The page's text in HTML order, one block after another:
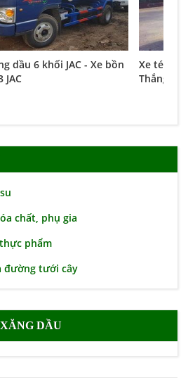
dầu 6 khối JAC - Xe bồn
JAC
Xe téc
Thắng
chất, phụ gia
phẩm
đường tưới cây
DẦU